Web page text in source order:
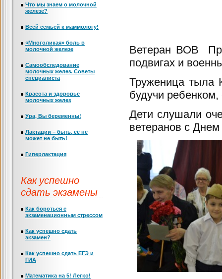
Ветеран ВОВ
подвигах и
Труженица тыла
будучи
Дети слушали
ветеранов с
Что мы знаем о молочной
железе?
Всей семьей к маммологу!
«Многоликая» боль в
молочной железе
Самообследование
молочных желез. Советы
специалиста
Красота и здоровье
молочных желез
Ура, Вы беременны!
Лактации – быть, её не
может не быть!
Гиперлактация
Как успешно
сдать экзамены
Как бороться с
экзаменационным стрессом
Как успешно сдать
экзамен?
Как успешно сдать ЕГЭ и
ГИА
Математика на 5! Легко!